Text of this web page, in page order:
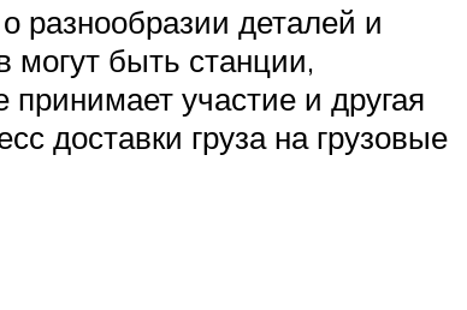
разнообразии деталей и
могут быть станции,
участие и другая
доставки груза на грузовые